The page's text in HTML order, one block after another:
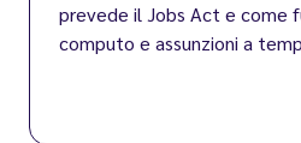
prevede il Jobs Act e come
computo e assunzioni a